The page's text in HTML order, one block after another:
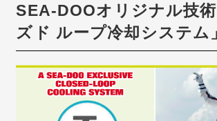
SEA-DOOオリジナル技
ズド ループ冷却システム